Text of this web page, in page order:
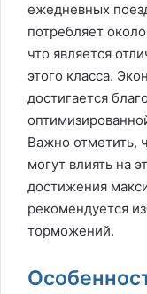
ежедневных
потребляет около
что является
этого класса.
достигается
Важно отметить,
могут влиять на
достижения
рекомендуется
торможений.